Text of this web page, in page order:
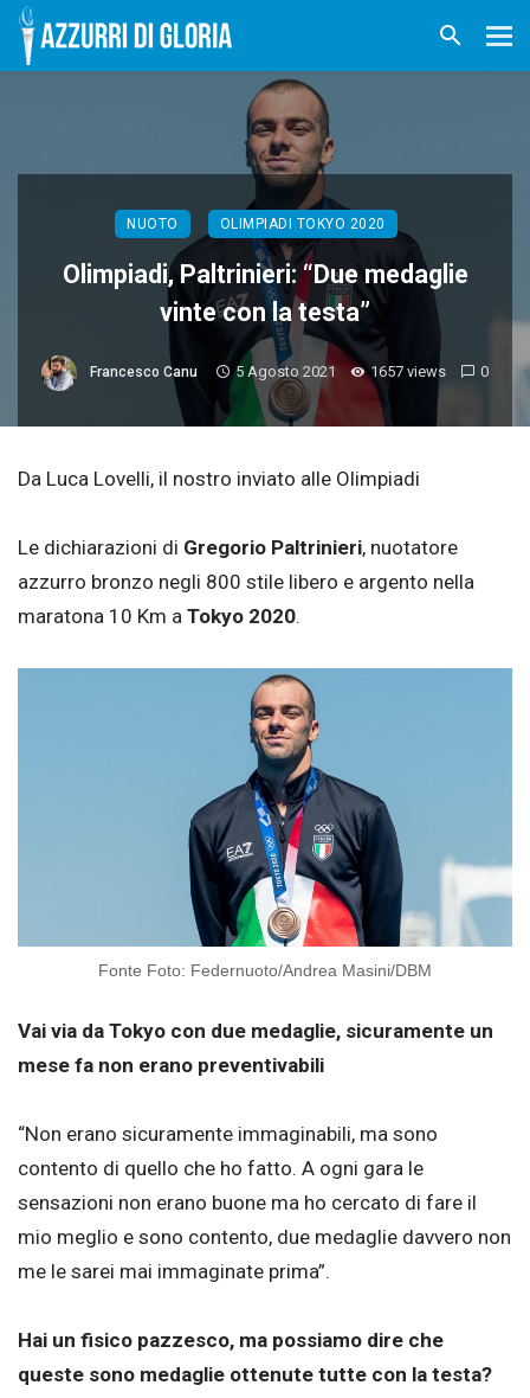
NUOTO OLIMPIADI TOKYO 2020
Olimpiadi, Paltrinieri: “Due medaglie
vinte con la testa”
Francesco Canu 5 Agosto 2021 1657 views 0
Da Luca Lovelli, il nostro inviato alle Olimpiadi
Le dichiarazioni di Gregorio Paltrinieri, nuotatore
azzurro bronzo negli 800 stile libero e argento nella
maratona 10 Km a Tokyo 2020.
Fonte Foto: Federnuoto/Andrea Masini/DBM
Vai via da Tokyo con due medaglie, sicuramente un
mese fa non erano preventivabili
“Non erano sicuramente immaginabili, ma sono
contento di quello che ho fatto. A ogni gara le
sensazioni non erano buone ma ho cercato di fare il
mio meglio e sono contento, due medaglie davvero non
me le sarei mai immaginate prima”.
Hai un fisico pazzesco, ma possiamo dire che
queste sono medaglie ottenute tutte con la testa?